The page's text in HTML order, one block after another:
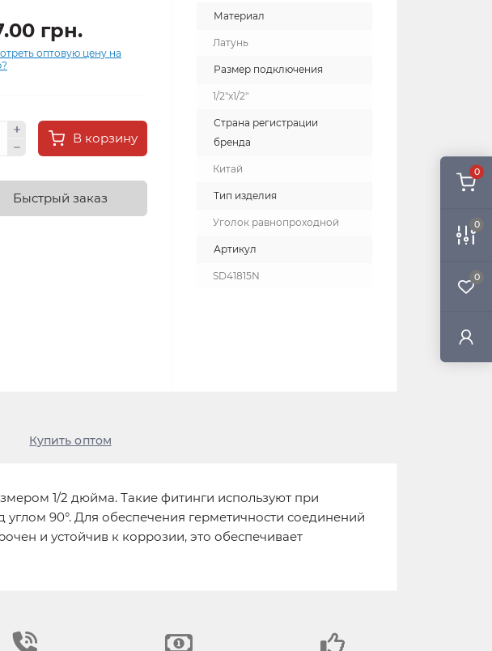
0
0
0
грн.
оптовую цену на
В корзину
Быстрый заказ
Материал
Латунь
Размер подключения
1/2"x1/2"
Страна регистрации
бренда
Китай
Тип изделия
Уголок равнопроходной
Артикул
SD41815N
Купить оптом
1/2 дюйма. Такие фитинги используют при
90°. Для обеспечения герметичности соединений
и устойчив к коррозии, это обеспечивает